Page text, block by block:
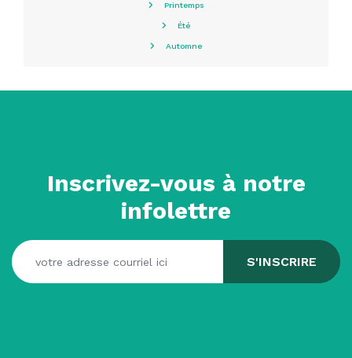
Printemps
Été
Automne
Inscrivez-vous à notre
infolettre